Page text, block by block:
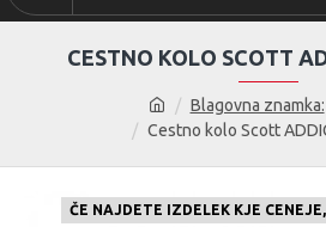
Blagovna znamka:
Cestno kolo Scott
CESTNO KOLO SCOTT
ČE NAJDETE IZDELEK KJE